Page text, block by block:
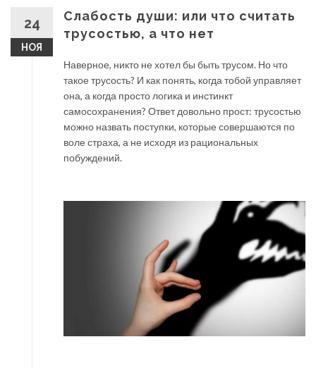
24
НОЯ
Слабость души: или что считать
трусостью, а что нет
Наверное, никто не хотел бы быть трусом. Но что
такое трусость? И как понять, когда тобой управляет
она, а когда просто логика и инстинкт
самосохранения? Ответ довольно прост: трусостью
можно назвать поступки, которые совершаются по
воле страха, а не исходя из рациональных
побуждений.